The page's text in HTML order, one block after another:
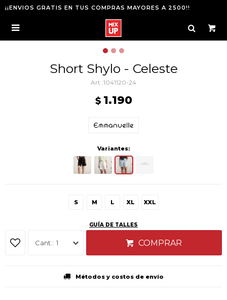
¡¡ENVIOS GRATIS EN TUS COMPRAS MAYORES A 2500!!

Short Shylo - Celeste
1041120-24
$ 1.190
Variantes:
S M L XL XXL
GUÍA DE TALLES
1 COMPRAR
Métodos y costos de envío